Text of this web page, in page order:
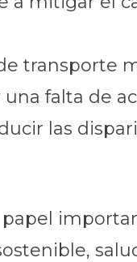
transporte
falta de
las